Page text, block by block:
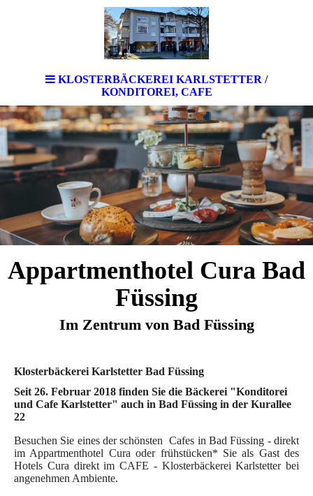
KLOSTERBÄCKEREI KARLSTETTER /
KONDITOREI, CAFE
Appartmenthotel Cura Bad
Füssing
Im Zentrum von Bad Füssing
Klosterbäckerei Karlstetter Bad Füssing
Seit 26. Februar 2018 finden Sie die Bäckerei "Konditorei
und Cafe Karlstetter" auch in Bad Füssing in der Kurallee
22
Besuchen Sie eines der schönsten Cafes in Bad Füssing - direkt
im Appartmenthotel Cura oder frühstücken* Sie als Gast des
Hotels Cura direkt im CAFE - Klosterbäckerei Karlstetter bei
angenehmen Ambiente.